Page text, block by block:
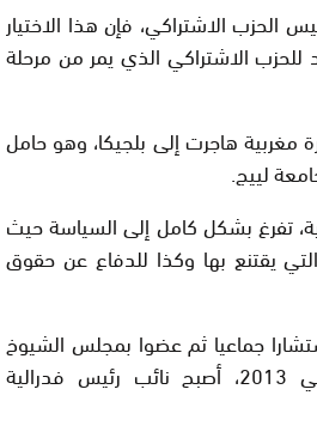
الحزب الاشتراكي، فإن هذا الاختيار
الاشتراكي الذي يمر من مرحلة
مغربية هاجرت إلى بلجيكا، وهو حامل
لييج.
تفرغ بشكل كامل إلى السياسة حيث
يقتنع بها وكذا للدفاع عن حقوق
في 2006 مستشارا جماعيا ثم عضوا بمجلس الشيوخ
البلجيكي في 2010. وفي 2013، أصبح نائب رئيس فدرالية